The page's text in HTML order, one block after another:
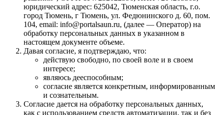
юридический адрес: 625042, Тюменская область, г.о.
город Тюмень, г Тюмень, ул. Федюнинского д. 60, пом.
104, email: info@portalsaun.ru, (далее — Оператор) на
обработку персональных данных в указанном в
настоящем документе объеме.
Давая согласие, я подтверждаю, что:
действую свободно, по своей воле и в своем
интересе;
являюсь дееспособным;
согласие является конкретным, информированным
и сознательным.
Согласие дается на обработку персональных данных,
как с использованием средств автоматизации, так и без